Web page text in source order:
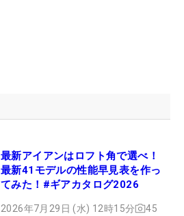
最新アイアンはロフト角で選べ！
最新41モデルの性能早見表を作っ
てみた！#ギアカタログ2026
2026年7月29日 (水) 12時15分 45